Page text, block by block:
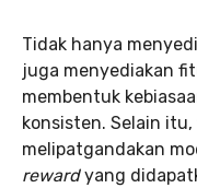
Tidak hanya
juga menyediakan
membentuk
konsisten. Selain
melipatgandakan
rewardyang